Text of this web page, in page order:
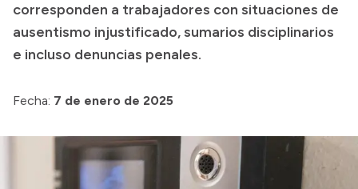
Consulta de expedientes
Consulta de pago a proveedores
Convocatorias
corresponden a trabajadores con situaciones de
ausentismo injustificado, sumarios disciplinarios
e incluso denuncias penales.
Fecha: 7 de enero de 2025